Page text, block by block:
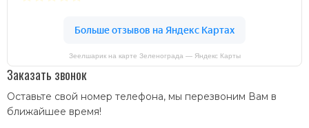
Зеелшарик на карте Зеленограда — Яндекс Карты
Заказать звонок
Оставьте свой номер телефона, мы перезвоним Вам в
ближайшее время!